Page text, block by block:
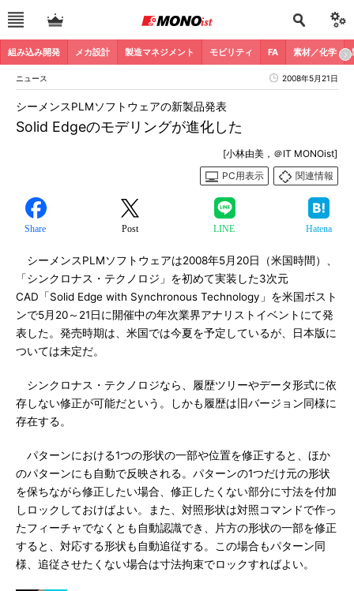
組み込み開発 メカ設計 製造マネジメント モビリティ FA 素材／化学
ニュース 2008年5月21日
Solid Edgeのモデリングが進化した
シーメンスPLMソフトウェアの新製品発表
[小林由美，＠IT MONOist]
PC用表示
関連情報
Share Post LINE Hatena
シーメンスPLMソフトウェアは2008年5月20日（米国時間）、
「シンクロナス・テクノロジ」を初めて実装した3次元
CAD「Solid Edge with Synchronous Technology」を米国ボスト
ンで5月20～21日に開催中の年次業界アナリストイベントにて発
表した。発売時期は、米国では今夏を予定しているが、日本版に
ついては未定だ。
シンクロナス・テクノロジなら、履歴ツリーやデータ形式に依
存しない修正が可能だという。しかも履歴は旧バージョン同様に
存在する。
パターンにおける1つの形状の一部や位置を修正すると、ほか
のパターンにも自動で反映される。パターンの1つだけ元の形状
を保ちながら修正したい場合、修正したくない部分に寸法を付加
しロックしておけばよい。また、対照形状は対照コマンドで作っ
たフィーチャでなくとも自動認識でき、片方の形状の一部を修正
すると、対応する形状も自動追従する。この場合もパターン同
様、追従させたくない場合は寸法拘束でロックすればよい。